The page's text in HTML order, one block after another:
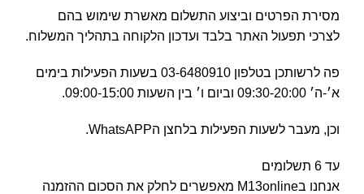
מסירת הפרטים וביצוע התשלום מאשרת שימוש בהם
לצרכי תפעול האתר בלבד ועדכון הלקוחה בתהליך המשלוח.
פה לרשותכן בטלפון 03-6480910 בשעות הפעילות בימים
א׳-ה׳ 09:30-20:00 וביום ו׳ בין השעות 09:00-15:00.
וכן, מעבר לשעות הפעילות בלחצן הWhatsAPP.
עד 6 תשלומים
אנחנו בM13online מאפשרים לחלק את הסכום ההזמנה